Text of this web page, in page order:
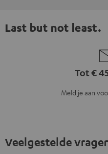
Last but not least.
Tot €
Meld je aan
Veelgestelde